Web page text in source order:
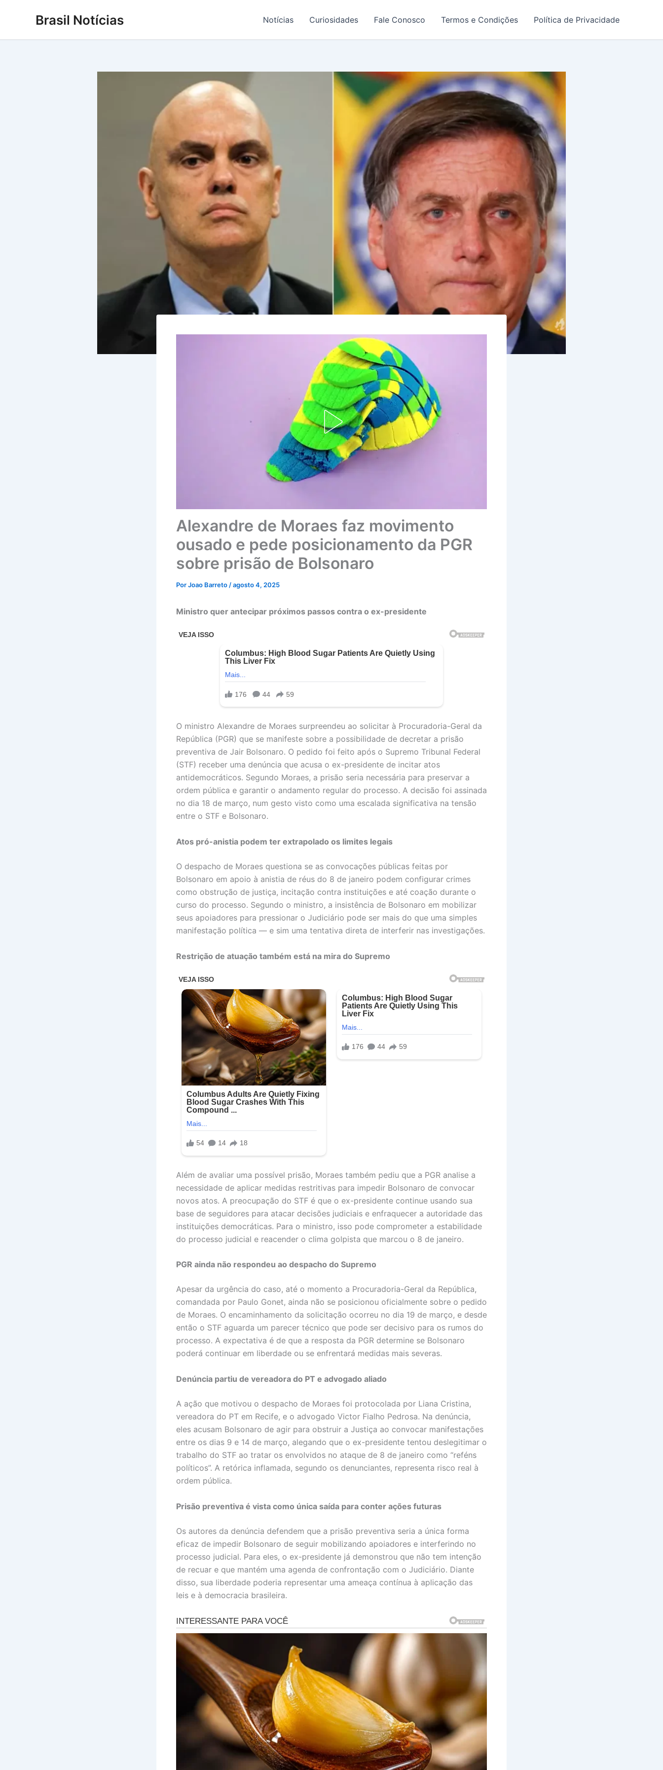
Brasil Notícias Notícias Curiosidades Fale Conosco Termos e Condições Política de Privacidade
Alexandre de Moraes faz movimento
ousado e pede posicionamento da PGR
sobre prisão de Bolsonaro
PorJoao Barreto/agosto 4, 2025
Ministro quer antecipar próximos passos contra o ex-presidente
O ministro Alexandre de Moraes surpreendeu ao solicitar à Procuradoria-Geral da
República (PGR) que se manifeste sobre a possibilidade de decretar a prisão
preventiva de Jair Bolsonaro. O pedido foi feito após o Supremo Tribunal Federal
(STF) receber uma denúncia que acusa o ex-presidente de incitar atos
antidemocráticos. Segundo Moraes, a prisão seria necessária para preservar a
ordem pública e garantir o andamento regular do processo. A decisão foi assinada
no dia 18 de março, num gesto visto como uma escalada significativa na tensão
entre o STF e Bolsonaro.
Atos pró-anistia podem ter extrapolado os limites legais
O despacho de Moraes questiona se as convocações públicas feitas por
Bolsonaro em apoio à anistia de réus do 8 de janeiro podem configurar crimes
como obstrução de justiça, incitação contra instituições e até coação durante o
curso do processo. Segundo o ministro, a insistência de Bolsonaro em mobilizar
seus apoiadores para pressionar o Judiciário pode ser mais do que uma simples
manifestação política — e sim uma tentativa direta de interferir nas investigações.
Restrição de atuação também está na mira do Supremo
Além de avaliar uma possível prisão, Moraes também pediu que a PGR analise a
necessidade de aplicar medidas restritivas para impedir Bolsonaro de convocar
novos atos. A preocupação do STF é que o ex-presidente continue usando sua
base de seguidores para atacar decisões judiciais e enfraquecer a autoridade das
instituições democráticas. Para o ministro, isso pode comprometer a estabilidade
do processo judicial e reacender o clima golpista que marcou o 8 de janeiro.
PGR ainda não respondeu ao despacho do Supremo
Apesar da urgência do caso, até o momento a Procuradoria-Geral da República,
comandada por Paulo Gonet, ainda não se posicionou oficialmente sobre o pedido
de Moraes. O encaminhamento da solicitação ocorreu no dia 19 de março, e desde
então o STF aguarda um parecer técnico que pode ser decisivo para os rumos do
processo. A expectativa é de que a resposta da PGR determine se Bolsonaro
poderá continuar em liberdade ou se enfrentará medidas mais severas.
Denúncia partiu de vereadora do PT e advogado aliado
A ação que motivou o despacho de Moraes foi protocolada por Liana Cristina,
vereadora do PT em Recife, e o advogado Victor Fialho Pedrosa. Na denúncia,
eles acusam Bolsonaro de agir para obstruir a Justiça ao convocar manifestações
entre os dias 9 e 14 de março, alegando que o ex-presidente tentou deslegitimar o
trabalho do STF ao tratar os envolvidos no ataque de 8 de janeiro como “reféns
políticos”. A retórica inflamada, segundo os denunciantes, representa risco real à
ordem pública.
Prisão preventiva é vista como única saída para conter ações futuras
Os autores da denúncia defendem que a prisão preventiva seria a única forma
eficaz de impedir Bolsonaro de seguir mobilizando apoiadores e interferindo no
processo judicial. Para eles, o ex-presidente já demonstrou que não tem intenção
de recuar e que mantém uma agenda de confrontação com o Judiciário. Diante
disso, sua liberdade poderia representar uma ameaça contínua à aplicação das
leis e à democracia brasileira.